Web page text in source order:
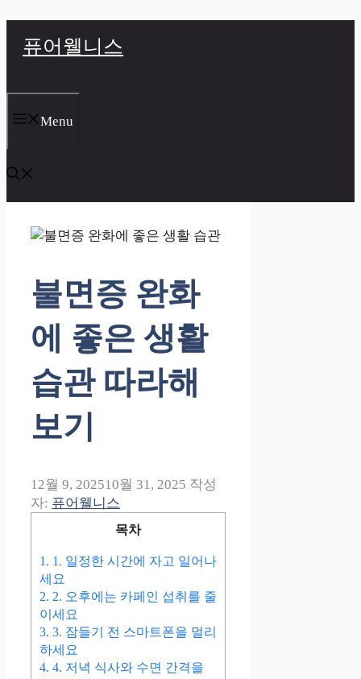
너
퓨어웰니스
Menu
불면증 완화
에 좋은 생활
습관 따라해
보기
12월 9, 202510월 31, 2025 작성
자: 퓨어웰니스
목차
1. 1. 일정한 시간에 자고 일어나
세요
2. 2. 오후에는 카페인 섭취를 줄
이세요
3. 3. 잠들기 전 스마트폰을 멀리
하세요
4. 4. 저녁 식사와 수면 간격을